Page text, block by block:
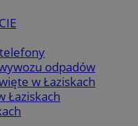
odpadów
w Łaziskach
Łaziskach